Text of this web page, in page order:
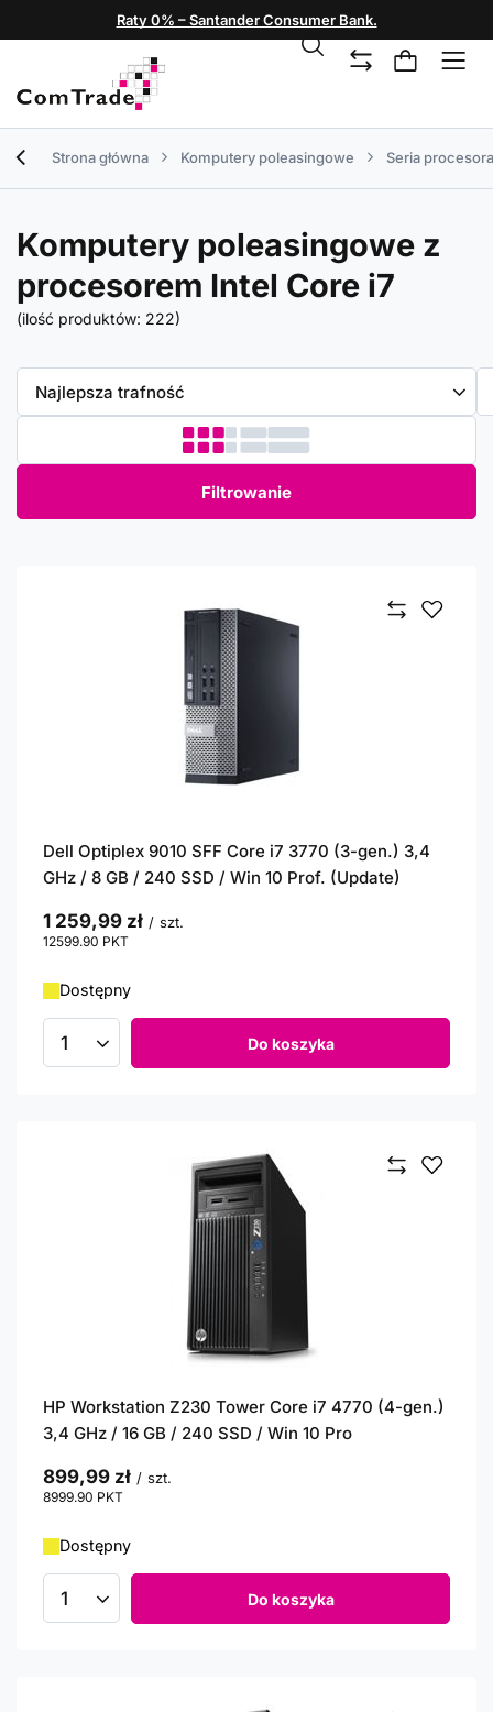
Raty 0% – Santander Consumer Bank.
Strona główna Komputery poleasingowe Seria procesora
Komputery poleasingowe z
procesorem Intel Core i7
(ilość produktów: 222)
Zmień sortowanie
Najlepsza trafność
Filtrowanie
Dell Optiplex 9010 SFF Core i7 3770 (3-gen.) 3,4
GHz / 8 GB / 240 SSD / Win 10 Prof. (Update)
1 259,99 zł / szt.
12599.90 PKT
Dostępny
Ilość produktów Do koszyka
HP Workstation Z230 Tower Core i7 4770 (4-gen.)
3,4 GHz / 16 GB / 240 SSD / Win 10 Pro
899,99 zł / szt.
8999.90 PKT
Dostępny
Ilość produktów Do koszyka